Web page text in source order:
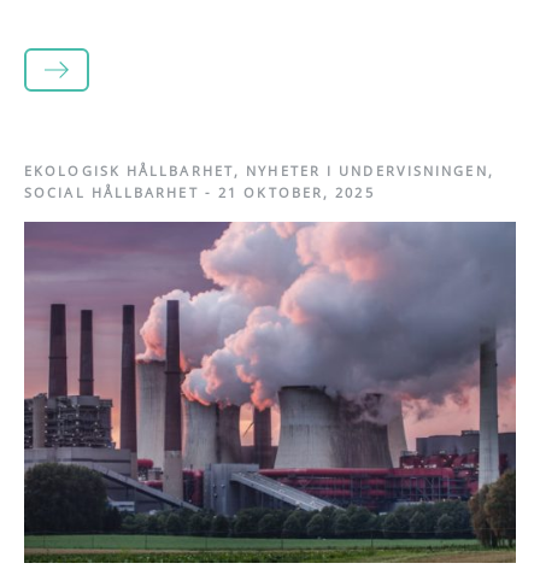
LÄS MER
EKOLOGISK HÅLLBARHET, NYHETER I UNDERVISNINGEN ,
SOCIAL HÅLLBARHET - 21 OKTOBER, 2025